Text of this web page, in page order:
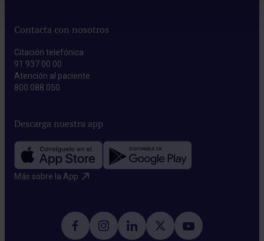
Contacta con nosotros
Citación telefónica
91 937 00 00
Atención al paciente
800 088 050
Descarga nuestra app
Más sobre la App​